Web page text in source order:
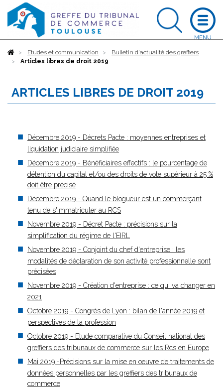
AccueilEtudes et communication
Bulletin d'actualité des greffiers
Articles libres de droit 2019
ARTICLES LIBRES DE DROIT 2019
Décembre 2019 - Décrets Pacte : moyennes entreprises et
liquidation judiciaire simplifiée
Décembre 2019 - Bénéficiaires effectifs : le pourcentage de
détention du capital et/ou des droits de vote supérieur à 25 %
doit être précisé
Décembre 2019 - Quand le blogueur est un commerçant
tenu de s'immatriculer au RCS
Novembre 2019 - Décret Pacte : précisions sur la
simplification du régime de l'EIRL
Novembre 2019 - Conjoint du chef d'entreprise : les
modalités de déclaration de son activité professionnelle sont
précisées
Novembre 2019 - Création d'entreprise : ce qui va changer en
2021
Octobre 2019 - Congrès de Lyon : bilan de l'année 2019 et
perspectives de la profession
Octobre 2019 - Etude comparative du Conseil national des
greffiers des tribunaux de commerce sur les Rcs en Europe
Mai 2019 -Précisions sur la mise en oeuvre de traitements de
données personnelles par les greffiers des tribunaux de
commerce